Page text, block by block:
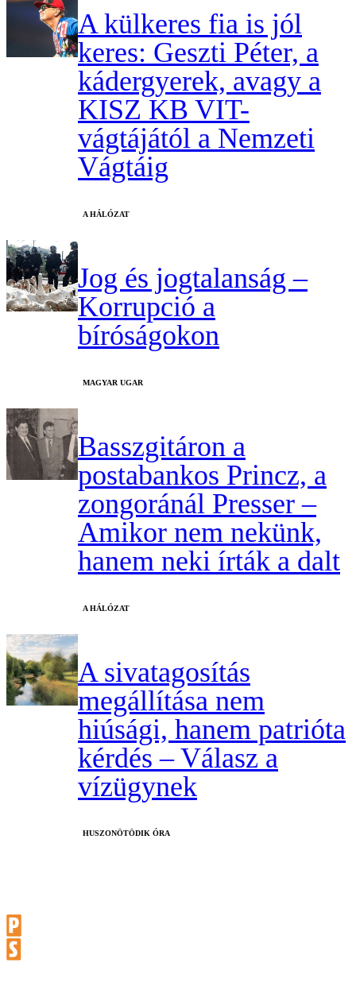
A külkeres fia is jól
keres: Geszti Péter, a
kádergyerek, avagy a
KISZ KB VIT-
vágtájától a Nemzeti
Vágtáig
A HÁLÓZAT
Jog és jogtalanság –
Korrupció a
bíróságokon
MAGYAR UGAR
Basszgitáron a
postabankos Princz, a
zongoránál Presser –
Amikor nem nekünk,
hanem neki írták a dalt
A HÁLÓZAT
A sivatagosítás
megállítása nem
hiúsági, hanem patrióta
kérdés – Válasz a
vízügynek
HUSZONÖTÖDIK ÓRA